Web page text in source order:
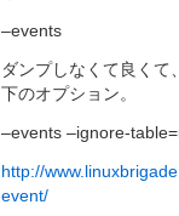
–events
ダンプしなくて良く
下のオプション。
–events –ignore-
http://
event/